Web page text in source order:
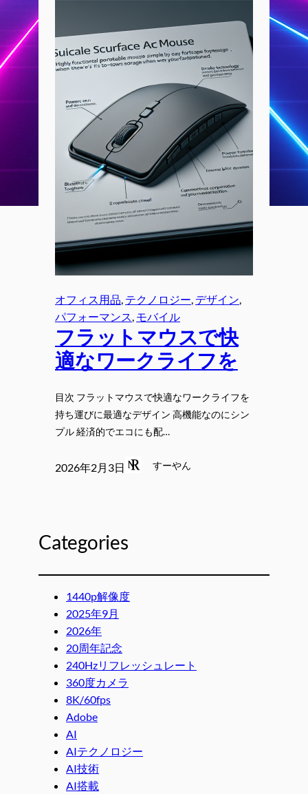
オフィス用品, テクノロジー, デザイン
パフォーマンス, モバイル
フラットマウスで快
適なワークライフを
目次 フラットマウスで快適なワークライフを
持ち運びに最適なデザイン 高機能なのにシン
プル 経済的でエコにも配…
2026年2月3日 すーやん
Categories
1440p解像度
2025年9月
2026年
20周年記念
240Hzリフレッシュレート
360度カメラ
8K/60fps
Adobe
AI
AIテクノロジー
AI技術
AI搭載